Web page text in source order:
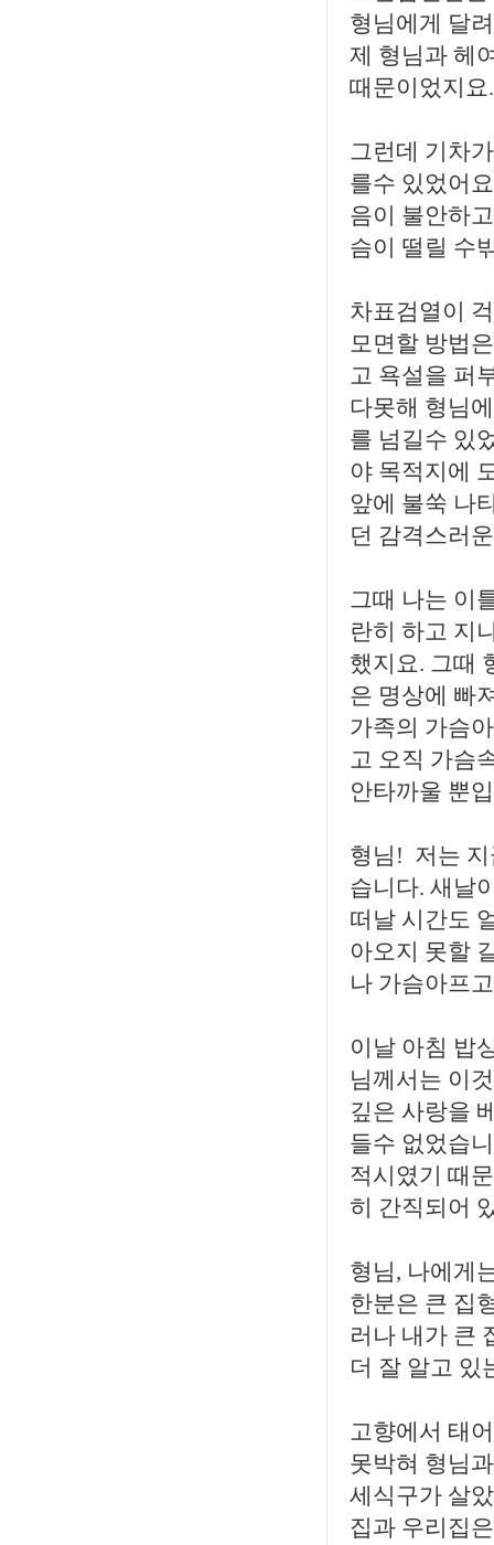
형님에게 달
제 형님과 헤
때문이었지
그런데 기차
를수 있었어
음이 불안하
슴이 떨릴 수
차표검열이
모면할 방법
고 욕설을 퍼
다못해 형님
를 넘길수 있
야 목적지에
앞에 불쑥 나
던 감격스러
그때 나는 이
란히 하고 지
했지요. 그때
은 명상에 빠
가족의 가슴
고 오직 가슴
안타까울 뿐
형님! 저는 지
습니다. 새날
떠날 시간도
아오지 못할
나 가슴아프
이날 아침 밥
님께서는 이
깊은 사랑을
들수 없었습
적시였기 때
히 간직되어
형님, 나에게
한분은 큰 집
러나 내가 큰
더 잘 알고 있
고향에서 태
못박혀 형님
세식구가 살
집과 우리집